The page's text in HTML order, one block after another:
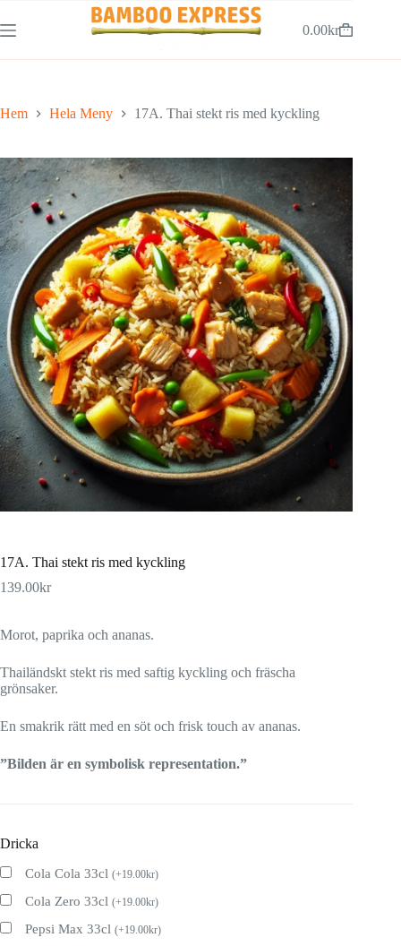
till
innehåll
Varukorg
0.00kr
Hem Hela Meny 17A. Thai stekt ris med kyckling
17A. Thai stekt ris med kyckling
139.00kr
Morot, paprika och ananas.
Thailändskt stekt ris med saftig kyckling och fräscha
grönsaker.
En smakrik rätt med en söt och frisk touch av ananas.
”Bilden är en symbolisk representation.”
Dricka
Cola Cola 33cl (+19.00kr)
Cola Zero 33cl (+19.00kr)
Pepsi Max 33cl (+19.00kr)